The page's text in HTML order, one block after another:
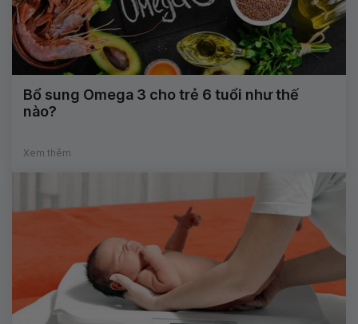
Bổ sung Omega 3 cho trẻ 6 tuổi như thế
nào?
Xem thêm